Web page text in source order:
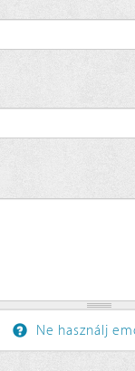
Ne használj